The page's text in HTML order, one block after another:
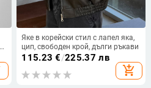
Яке в корейски стил с лапел яка,
цип, свободен крой, дълги ръкави
115.23 €/225.37 лв
add_shopping_cart